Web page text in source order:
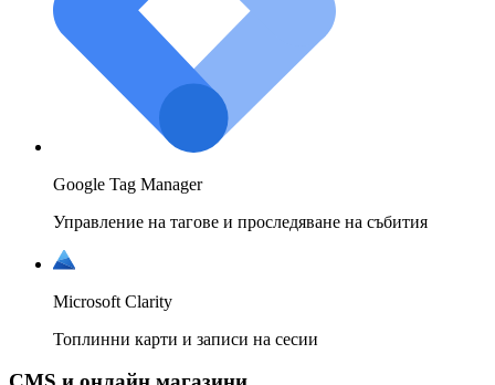
Google Tag Manager
Управление на тагове и проследяване на събития
Microsoft Clarity
Топлинни карти и записи на сесии